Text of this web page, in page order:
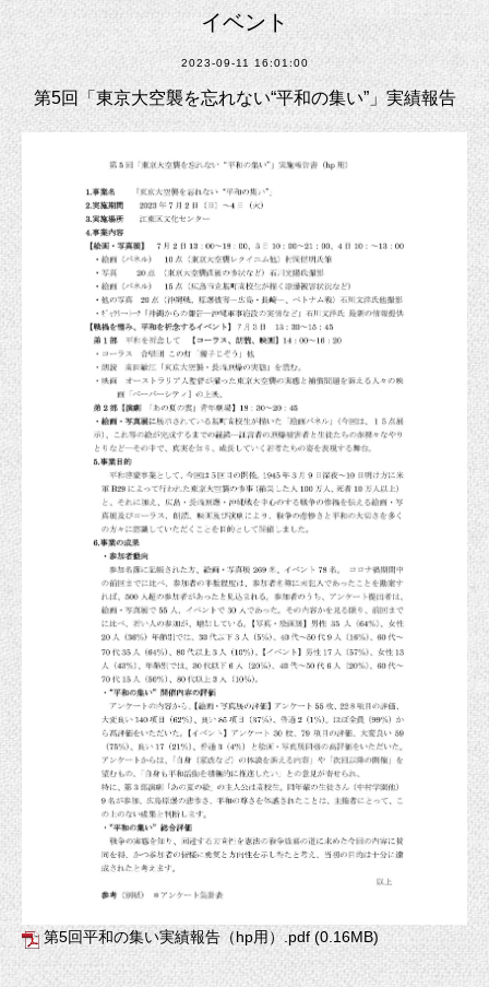
イベント
2023-09-11 16:01:00
第5回「東京大空襲を忘れない“平和の集い”」実績報告
第5回平和の集い実績報告（hp用）.pdf (0.16MB)